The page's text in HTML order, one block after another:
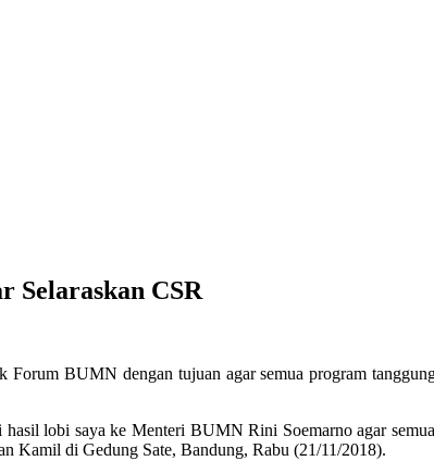
Selaraskan CSR
BUMN dengan tujuan agar semua program
lobi saya ke Menteri BUMN Rini Soemarno agar
Kamil di Gedung Sate, Bandung, Rabu (21/11/2018).